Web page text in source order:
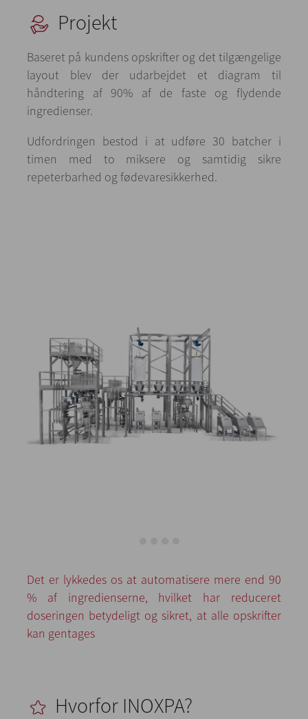
Projekt
Baseret på kundens opskrifter og det tilgængelige
layout blev der udarbejdet et diagram til
håndtering af 90% af de faste og flydende
ingredienser.
Udfordringen bestod i at udføre 30 batcher i
timen med to miksere og samtidig sikre
repeterbarhed og fødevaresikkerhed.
Det er lykkedes os at automatisere mere end 90
% af ingredienserne, hvilket har reduceret
doseringen betydeligt og sikret, at alle opskrifter
kan gentages
Hvorfor INOXPA?